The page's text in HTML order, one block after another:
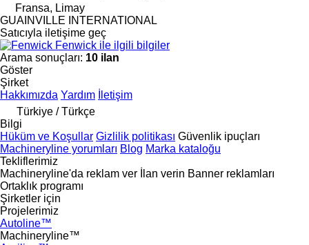
Fransa, Limay
GUAINVILLE INTERNATIONAL
Satıcıyla iletişime geç
Fenwick ile ilgili bilgiler
Arama sonuçları: 10 ilan
Göster
Şirket
Hakkımızda Yardım
İletişim
Türkiye / Türkçe
Bilgi
Hüküm ve Koşullar Gizlilik politikası Güvenlik ipuçları
Machineryline yorumları Blog Marka kataloğu
Tekliflerimiz
Machineryline'da reklam ver
İlan verin Banner reklamları
Ortaklık programı
Şirketler için
Projelerimiz
Autoline™
Machineryline™